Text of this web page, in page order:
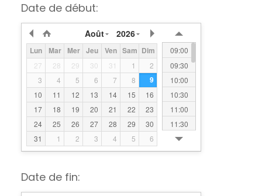
Date de début:
Août 2026
Lun Mar Mer Jeu Ven Sam Dim
27 28 29 30 31 1
2
3
4 5 6 7 8 9
10 11 12 13 14 15
16
17
18 19 20 21 22
23
24
25 26 27 28 29
30
31
1 2 3 4 5 6
09:00
09:30
10:00
10:30
11:00
11:30
12:00
12:30
Date de fin: